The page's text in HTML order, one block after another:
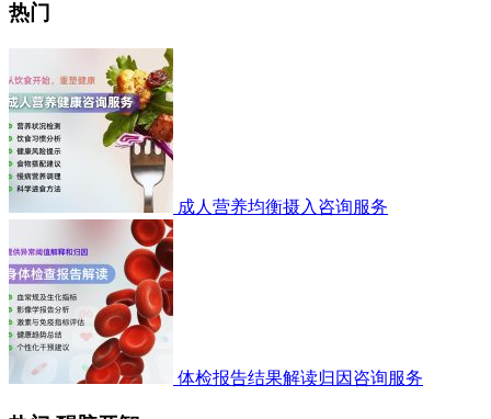
热门
成人营养均衡摄入咨询服务
体检报告结果解读归因咨询服务